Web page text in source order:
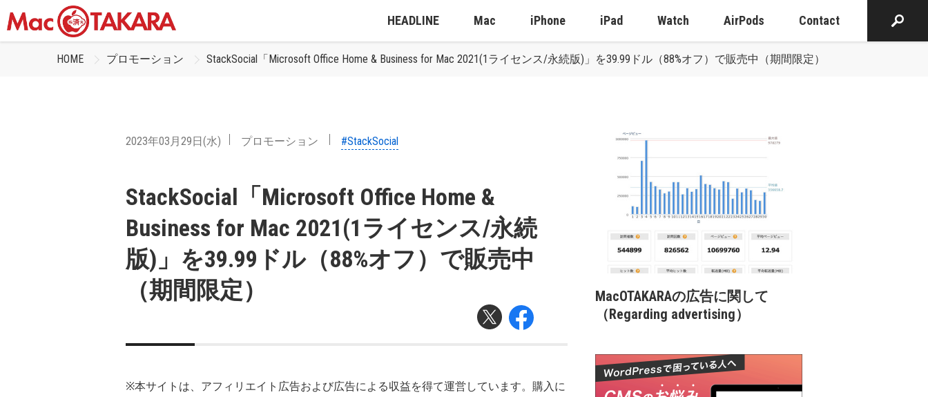
HEADLINE Mac iPhone iPad Watch AirPods Contact
HOME プロモーション StackSocial「Microsoft Office Home & Business for Mac 2021(1ライセンス/永続版)」を39.99ドル（88%オフ）で販売中（期間限定）
2023年03月29日(水) プロモーション #StackSocial
StackSocial「Microsoft Office Home &
Business for Mac 2021(1ライセンス/永続
版)」を39.99ドル（88%オフ）で販売中
（期間限定）
※本サイトは、アフィリエイト広告および広告による収益を得て運営しています。購入に
MacOTAKARAの広告に関して
（Regarding advertising）